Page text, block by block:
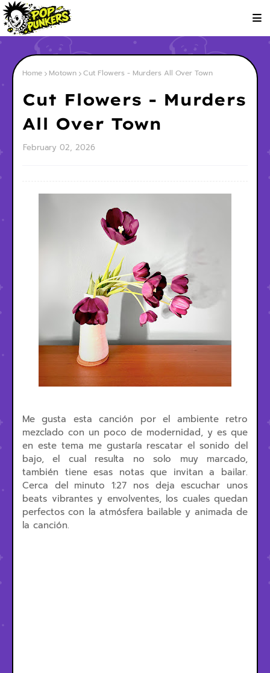
Home Motown Cut Flowers - Murders All Over Town
Cut Flowers - Murders
All Over Town
February 02, 2026
Me gusta esta canción por el ambiente retro
mezclado con un poco de modernidad, y es que
en este tema me gustaría rescatar el sonido del
bajo, el cual resulta no solo muy marcado,
también tiene esas notas que invitan a bailar.
Cerca del minuto 1:27 nos deja escuchar unos
beats vibrantes y envolventes, los cuales quedan
perfectos con la atmósfera bailable y animada de
la canción.